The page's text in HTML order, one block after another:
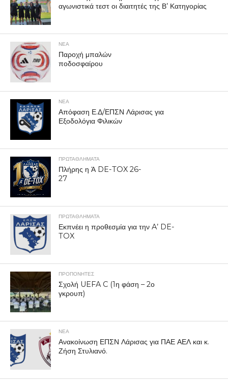
αγωνιστικά τεστ οι διαιτητές της Β’ Κατηγορίας
ΝΕΑ
Παροχή μπαλών
ποδοσφαίρου
ΝΕΑ
Απόφαση Ε.Δ/ΕΠΣΝ Λάρισας για
Εξοδολόγια Φιλικών
ΠΡΩΤΑΘΛΉΜΑΤΑ
Πλήρης η Ά DE-TOX 26-
27
ΠΡΩΤΑΘΛΉΜΑΤΑ
Εκπνέει η προθεσμία για την A’ DE-
TOX
ΠΡΟΠΟΝΗΤΈΣ
Σχολή UEFA C (1η φάση – 2ο
γκρουπ)
ΝΕΑ
Ανακοίνωση ΕΠΣΝ Λάρισας για ΠΑΕ ΑΕΛ και κ.
Ζήση Στυλιανό.